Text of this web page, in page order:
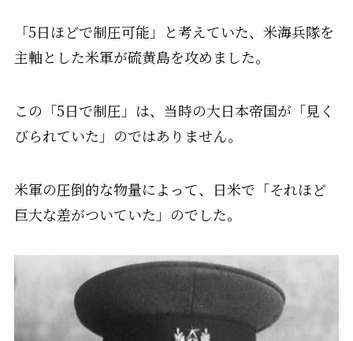
「5日ほどで制圧可能」と考えていた、米海兵隊を
主軸とした米軍が硫黄島を攻めました。
この「5日で制圧」は、当時の大日本帝国が「見く
びられていた」のではありません。
米軍の圧倒的な物量によって、日米で「それほど
巨大な差がついていた」のでした。